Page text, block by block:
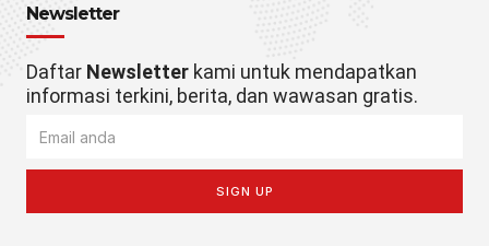
Newsletter
Daftar Newsletter kami untuk mendapatkan
informasi terkini, berita, dan wawasan gratis.
SIGN UP